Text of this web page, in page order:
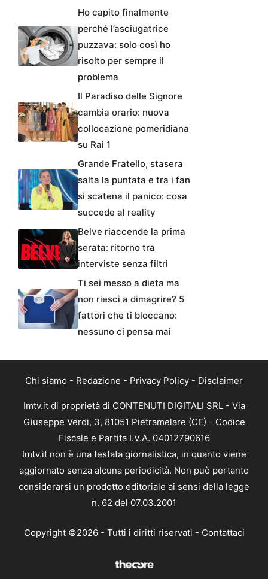
Ho capito finalmente
perché l’asciugatrice
puzzava: solo così ho
risolto per sempre il
problema
Il Paradiso delle Signore
cambia orario: nuova
collocazione pomeridiana
su Rai 1
Grande Fratello, stasera
salta la puntata e tra i fan
si scatena il panico: cosa
succede al reality
Belve riaccende la prima
serata: ritorno tra
interviste senza filtri
Ti sei messo a dieta ma
non riesci a dimagrire? 5
fattori che ti bloccano:
nessuno ci pensa mai
Chi siamo - Redazione - Privacy Policy - Disclaimer
Imtv.it di proprietà di CONTENUTI DIGITALI SRL - Via
Giuseppe Verdi, 3, 81051 Pietramelare (CE) - Codice
Fiscale e Partita I.V.A. 04012790616
Imtv.it non è una testata giornalistica, in quanto viene
aggiornato senza alcuna periodicità. Non può pertanto
considerarsi un prodotto editoriale ai sensi della legge
n. 62 del 07.03.2001
Copyright ©2026 - Tutti i diritti riservati - Contattaci